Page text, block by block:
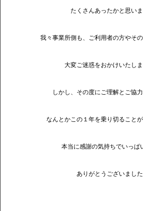
たくさんあったかと思いま
我々事業所側も、ご利用者の方やそ
大変ご迷惑をおかけいたしま
しかし、その度にご理解とご協
なんとかこの１年を乗り切ることが
本当に感謝の気持ちでいっぱ
ありがとうございました